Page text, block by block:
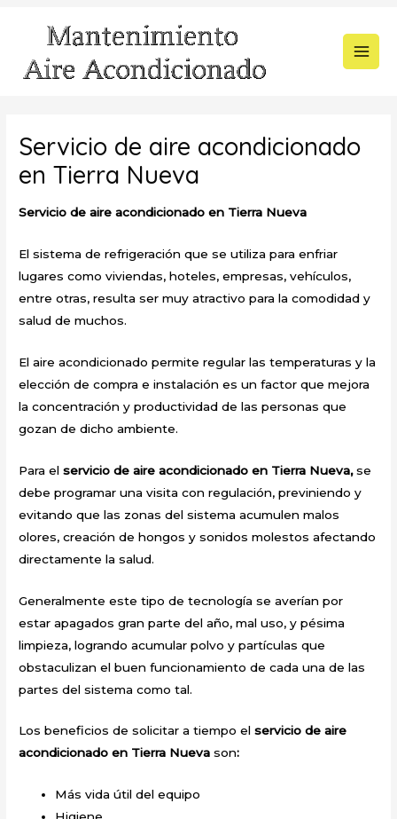
contenido
Servicio de aire acondicionado
en Tierra Nueva
Servicio de aire acondicionado en Tierra Nueva
El sistema de refrigeración que se utiliza para enfriar
lugares como viviendas, hoteles, empresas, vehículos,
entre otras, resulta ser muy atractivo para la comodidad y
salud de muchos.
El aire acondicionado permite regular las temperaturas y la
elección de compra e instalación es un factor que mejora
la concentración y productividad de las personas que
gozan de dicho ambiente.
Para elservicio de aire acondicionado en Tierra Nueva,se
debe programar una visita con regulación, previniendo y
evitando que las zonas del sistema acumulen malos
olores, creación de hongos y sonidos molestos afectando
directamente la salud.
Generalmente este tipo de tecnología se averían por
estar apagados gran parte del año, mal uso, y pésima
limpieza, logrando acumular polvo y partículas que
obstaculizan el buen funcionamiento de cada una de las
partes del sistema como tal.
Los beneficios de solicitar a tiempo elservicio de aire
acondicionado en Tierra Nuevason:
Más vida útil del equipo